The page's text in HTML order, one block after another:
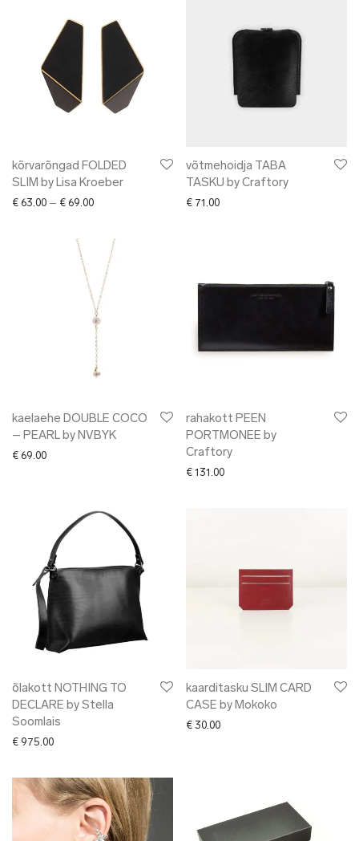
kõrvarõngad FOLDED
SLIM by Lisa Kroeber
€ 63.00 – € 69.00Price range: € 63.00 through € 69.00
võtmehoidja TABA
TASKU by Craftory
€ 71.00
kaelaehe DOUBLE COCO
– PEARL by NVBYK
€ 69.00
rahakott PEEN
PORTMONEE by
Craftory
€ 131.00
õlakott NOTHING TO
DECLARE by Stella
Soomlais
€ 975.00
kaarditasku SLIM CARD
CASE by Mokoko
€ 30.00